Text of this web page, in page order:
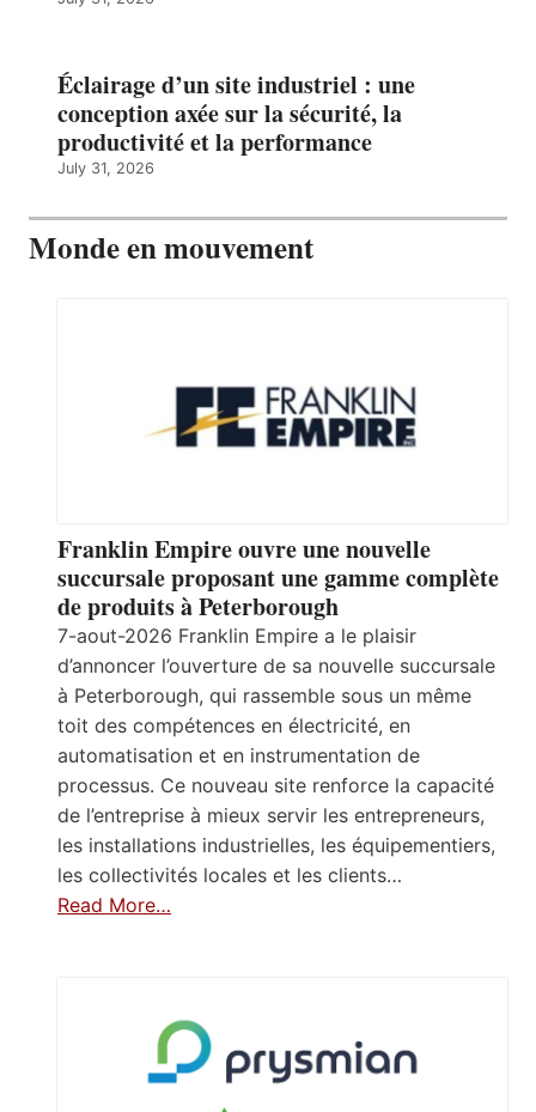
Éclairage d’un site industriel : une
conception axée sur la sécurité, la
productivité et la performance
July 31, 2026
Monde en mouvement
Franklin Empire ouvre une nouvelle
succursale proposant une gamme complète
de produits à Peterborough
7-aout-2026 Franklin Empire a le plaisir
d’annoncer l’ouverture de sa nouvelle succursale
à Peterborough, qui rassemble sous un même
toit des compétences en électricité, en
automatisation et en instrumentation de
processus. Ce nouveau site renforce la capacité
de l’entreprise à mieux servir les entrepreneurs,
les installations industrielles, les équipementiers,
les collectivités locales et les clients…
Read More…